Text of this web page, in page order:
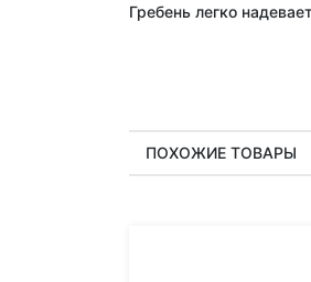
Гребень легко
ПОХОЖИЕ ТОВАРЫ